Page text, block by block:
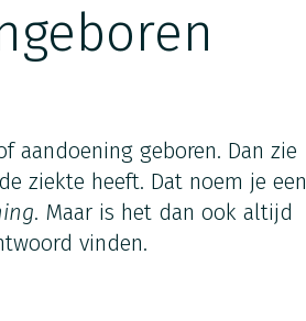
aandoening geboren. Dan zie
ziekte heeft. Dat noem je een
. Maar is het dan ook altijd
vinden.